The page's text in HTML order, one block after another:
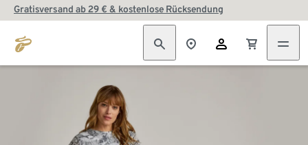
Gratisversand ab 29 € & kostenlose Rücksendung